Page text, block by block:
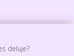
deluje?